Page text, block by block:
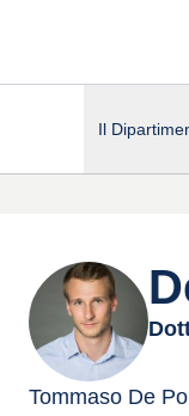
Il
Tommaso De